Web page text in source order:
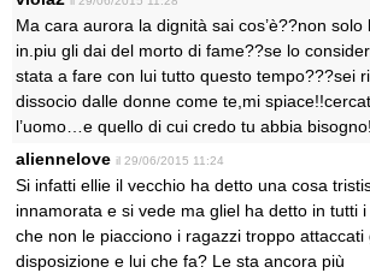
Ma cara aurora la dignità sai cos’è??non
in.piu gli dai del morto di fame??se lo
stata a fare con lui tutto questo tempo???sei
dissocio dalle donne come te,mi
l’uomo…e quello di cui credo tu abbia
aliennelove il 29/06/2015 11:24
Si infatti ellie il vecchio ha detto una cosa
innamorata e si vede ma gliel ha detto in tutti
che non le piacciono i ragazzi troppo attaccati
disposizione e lui che fa? Le sta ancora più